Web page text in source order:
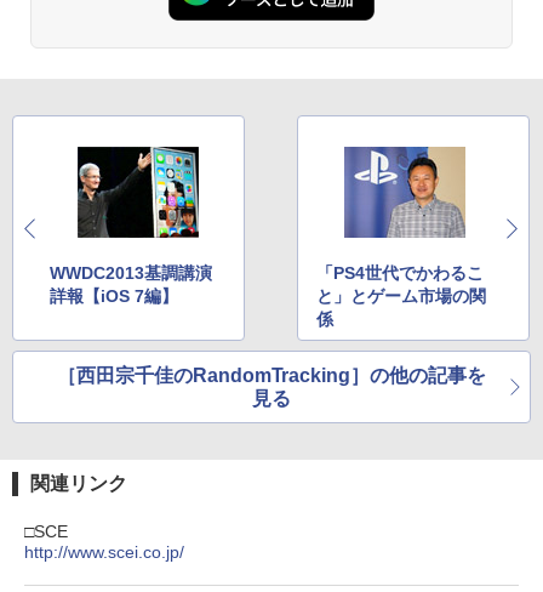
WWDC2013基調講演
詳報【iOS 7編】
「PS4世代でかわるこ
と」とゲーム市場の関
係
［西田宗千佳のRandomTracking］の他の記事を
見る
関連リンク
□SCE
http://www.scei.co.jp/